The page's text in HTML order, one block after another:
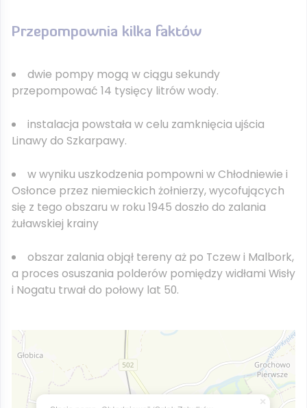
Przepompownia kilka faktów
dwie pompy mogą w ciągu sekundy
przepompować 14 tysięcy litrów wody.
instalacja powstała w celu zamknięcia ujścia
Linawy do Szkarpawy.
w wyniku uszkodzenia pompowni w Chłodniewie i
Osłonce przez niemieckich żołnierzy, wycofujących
się z tego obszaru w roku 1945 doszło do zalania
żuławskiej krainy
obszar zalania objął tereny aż po Tczew i Malbork,
a proces osuszania polderów pomiędzy widłami Wisły
i Nogatu trwał do połowy lat 50.
×